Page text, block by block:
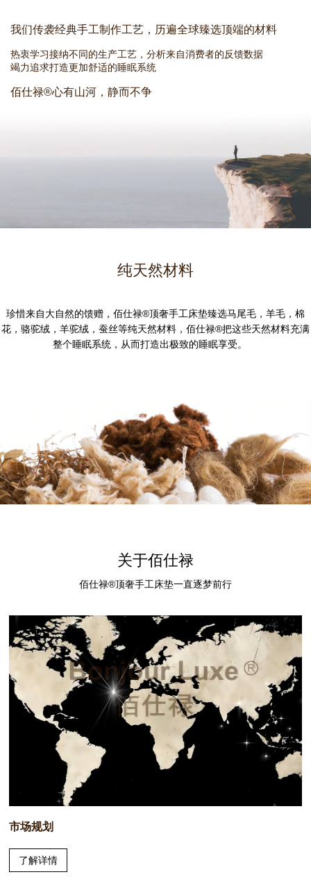
我们传袭经典手工制作工艺，历遍全球臻选顶端的材料
热衷学习接纳不同的生产工艺，分析来自消费者的反馈数据
竭力追求打造更加舒适的睡眠系统
佰仕禄®心有山河，静而不争
纯天然材料
珍惜来自大自然的馈赠，佰仕禄®顶奢手工床垫臻选马尾毛，羊毛，棉
花，骆驼绒，羊驼绒，蚕丝等纯天然材料，佰仕禄®把这些天然材料充满
整个睡眠系统，从而打造出极致的睡眠享受。
关于佰仕禄
佰仕禄®顶奢手工床垫一直逐梦前行
市场规划
了解详情